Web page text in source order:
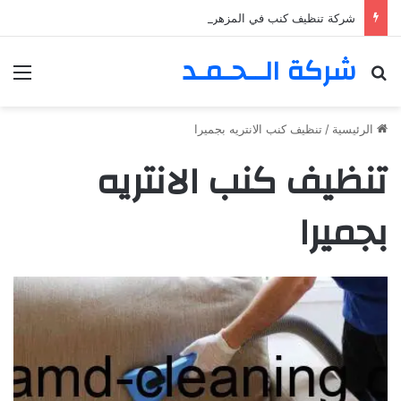
شركة تنظيف كنب في المزهر – دبي 0555980700 – خصم30%
شركة الــحـمـد
بحث عن
الرئيسية / تنظيف كنب الانتريه بجميرا
تنظيف كنب الانتريه
بجميرا